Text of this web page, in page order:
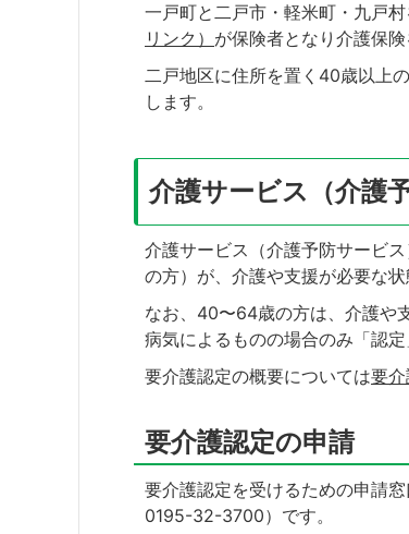
一戸町と二戸市・軽米町・九戸村
リンク） が保険者となり介護保険
二戸地区に住所を置く40歳以上
します。
介護サービス（介護
介護サービス（介護予防サービ
の方）が、介護や支援が必要な
なお、40〜64歳の方は、介護や
病気によるものの場合のみ「認定
要介護認定の概要については要介
要介護認定の申請
要介護認定を受けるための申請
0195-32-3700）です。